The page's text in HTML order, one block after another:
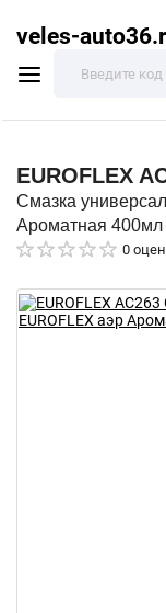
veles-
EUROFLEX
Смазка
Ароматная 400мл
0